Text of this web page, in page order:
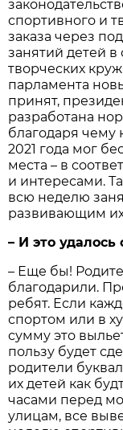
спортивного и
заказа через
занятий детей
творческих
парламента
принят,
разработана
благодаря чему
2021 года мог
места – в
и интересами.
всю неделю
развивающим
– И это удалось
– Еще бы!
благодарили.
ребят. Если
спортом или в
сумму это
пользу будет
родители
их детей как
часами перед
улицам, все